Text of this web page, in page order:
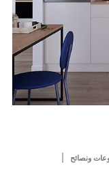
ونصائح